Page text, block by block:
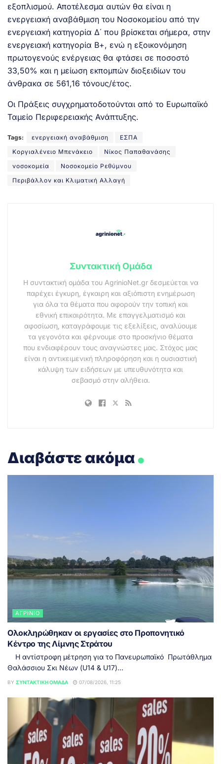
εξοπλισμού. Αποτέλεσμα αυτών θα είναι η
ενεργειακή αναβάθμιση του Νοσοκομείου από την
ενεργειακή κατηγορία Δ΄ που βρίσκεται σήμερα, στην
ενεργειακή κατηγορία Β+, ενώ η εξοικονόμηση
πρωτογενούς ενέργειας θα φτάσει σε ποσοστό
33,50% και η μείωση εκπομπών διοξειδίων του
άνθρακα σε 561,16 τόνους/έτος.
Οι Πράξεις συγχρηματοδοτούνται από το Ευρωπαϊκό
Ταμείο Περιφερειακής Ανάπτυξης.
Tags: ενεργειακή αναβάθμιση
ΕΣΠΑ
Κοργιαλένειο Μπενάκειο
Νίκος Παπαθανάσης
νοσοκομεία
Νοσοκομείο Ρεθύμνου
Περιβάλλον και Κλιματική Αλλαγή
Συντακτική Ομάδα
Η συντακτική ομάδα του AgrinioNet.gr δεσμεύεται να
παρέχει έγκυρη, έγκαιρη και αξιόπιστη ενημέρωση
για όλα τα θέματα που αφορούν την τοπική και
εθνική επικαιρότητα. Με επαγγελματισμό και
αφοσίωση, καταγράφουμε τις εξελίξεις, αναλύουμε
τα γεγονότα και φέρνουμε στο προσκήνιο θέματα
που ενδιαφέρουν τους αναγνώστες μας. Στόχος μας
είναι η αντικειμενική πληροφόρηση και η ουσιαστική
κάλυψη των ειδήσεων με υπευθυνότητα και
σεβασμό στην αλήθεια.
Διαβάστε ακόμα.
ΑΓΡΊΝΙΟ
Ολοκληρώθηκαν οι εργασίες στο Προπονητικό
Κέντρο της Λίμνης Στράτου
Η αντίστροφη μέτρηση για το Πανευρωπαϊκό Πρωτάθλημα
Θαλάσσιου Σκι Νέων (U14 & U17)...
BY ΣΥΝΤΑΚΤΙΚΉ ΟΜΆΔΑ 07/08/2026, 11:25